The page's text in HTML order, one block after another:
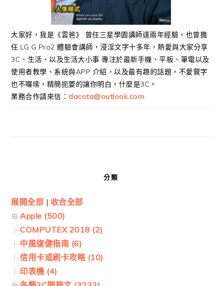
大家好，我是《雲爸》 曾任三星學園講師達兩年經驗，也曾擔
任 LG G Pro2 體驗會講師，浸淫文字十多年，熱愛與大家分享
3C、生活、以及生活大小事 專注於最新手機、平板、筆電以及
使用者教學、系統與APP 介紹，以及最有趣的話題，不愛贅字
也不囉嗦，精簡扼要的讓你明白，什麼是3C。
業務合作請來信： dacota@outlook.com
分類
展開全部 | 收合全部
Apple (500)
COMPUTEX 2018 (2)
中風復健指南 (6)
信用卡或刷卡攻略 (10)
印表機 (4)